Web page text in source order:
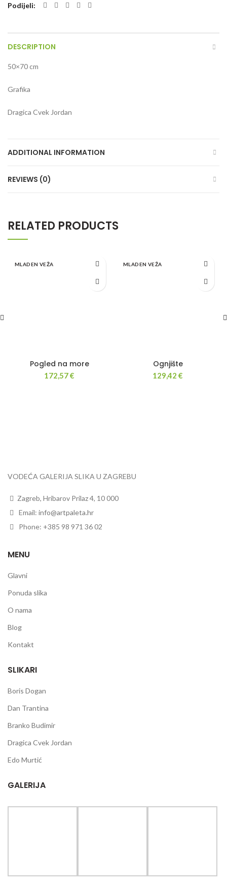
Podijeli
DESCRIPTION
50×70 cm
Grafika
Dragica Cvek Jordan
ADDITIONAL INFORMATION
REVIEWS (0)
RELATED PRODUCTS
MLADEN VEŽA
Pogled na more
172,57€
MLADEN VEŽA
Ognjište
129,42 €
VODEĆA GALERIJA SLIKA U ZAGREBU
Zagreb, Hribarov Prilaz 4, 10 000
Email: info@artpaleta.hr
Phone: +385 98 971 36 02
MENU
Glavni
Ponuda slika
O nama
Blog
Kontakt
SLIKARI
Boris Dogan
Dan Trantina
Branko Budimir
Dragica Cvek Jordan
Edo Murtić
GALERIJA